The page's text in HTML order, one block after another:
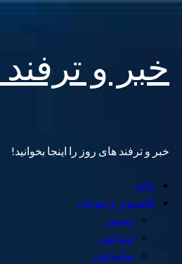
content
خبر و ترفند
خبر و ترفند های روز را اینجا بخوانید!
Primary
Menu
خانه
کامپیوتر و موبایل
ویندوز
لینوکس
مکینتاش